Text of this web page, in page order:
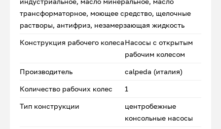
трансформаторное, моющее средство, щелочные
растворы, антифриз, незамерзающая жидкость
Конструкция рабочего колесаНасосы с открытым
рабочим колесом
Производитель calpeda (италия)
Количество рабочих колес 1
Тип конструкции
центробежные
консольные насосы